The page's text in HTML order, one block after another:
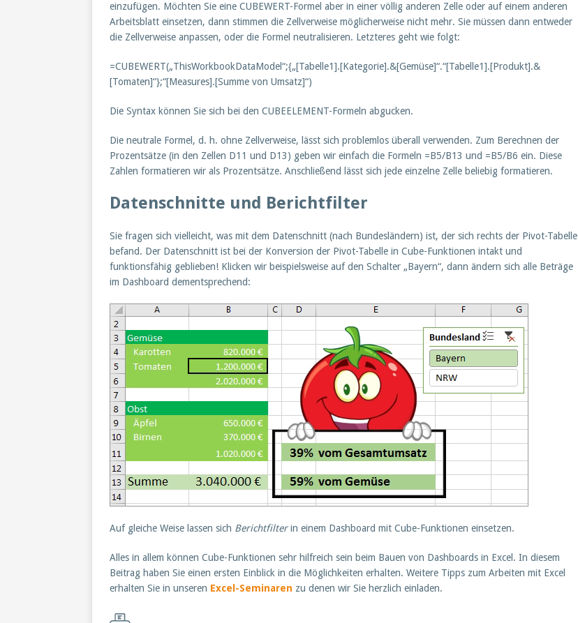
einzufügen. Möchten Sie eine CUBEWERT-Formel aber in einer völlig anderen Zelle oder auf einem anderen
Arbeitsblatt einsetzen, dann stimmen die Zellverweise möglicherweise nicht mehr. Sie müssen dann entweder
die Zellverweise anpassen, oder die Formel neutralisieren. Letzteres geht wie folgt:
=CUBEWERT(„ThisWorkbookDataModel“;{„[Tabelle1].[Kategorie].&[Gemüse]“.“[Tabelle1].[Produkt].&
[Tomaten]“};“[Measures].[Summe von Umsatz]“)
Die Syntax können Sie sich bei den CUBEELEMENT-Formeln abgucken.
Die neutrale Formel, d. h. ohne Zellverweise, lässt sich problemlos überall verwenden. Zum Berechnen der
Prozentsätze (in den Zellen D11 und D13) geben wir einfach die Formeln =B5/B13 und =B5/B6 ein. Diese
Zahlen formatieren wir als Prozentsätze. Anschließend lässt sich jede einzelne Zelle beliebig formatieren.
Datenschnitte und Berichtfilter
Sie fragen sich vielleicht, was mit dem Datenschnitt (nach Bundesländern) ist, der sich rechts der Pivot-Tabelle
befand. Der Datenschnitt ist bei der Konversion der Pivot-Tabelle in Cube-Funktionen intakt und
funktionsfähig geblieben! Klicken wir beispielsweise auf den Schalter „Bayern“, dann ändern sich alle Beträge
im Dashboard dementsprechend:
Auf gleiche Weise lassen sich Berichtfilterin einem Dashboard mit Cube-Funktionen einsetzen.
Alles in allem können Cube-Funktionen sehr hilfreich sein beim Bauen von Dashboards in Excel. In diesem
Beitrag haben Sie einen ersten Einblick in die Möglichkeiten erhalten. Weitere Tipps zum Arbeiten mit Excel
erhalten Sie in unseren Excel-Seminaren zu denen wir Sie herzlich einladen.